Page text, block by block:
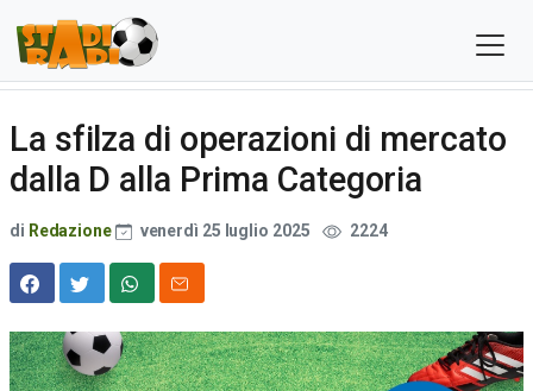
La sfilza di operazioni di mercato
dalla D alla Prima Categoria
di Redazione venerdì 25 luglio 2025 2224